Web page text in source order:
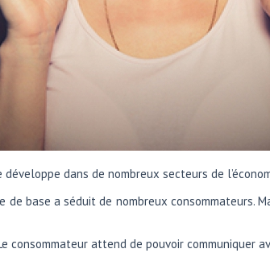
dans de nombreux secteurs de
de base a séduit de nombreux
attend de pouvoir communiquer